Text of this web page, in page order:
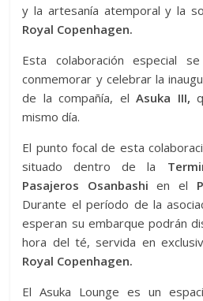
y la artesanía atemporal y la
Royal Copenhagen.
Esta colaboración especial
conmemorar y celebrar la
de la compañía, elAsuka III,
mismo día.
El punto focal de esta
situado dentro de la
Pasajeros Osanbashi en el
Durante el período de la
esperan su embarque podrán
hora del té, servida en
Royal Copenhagen.
El Asuka Lounge es un